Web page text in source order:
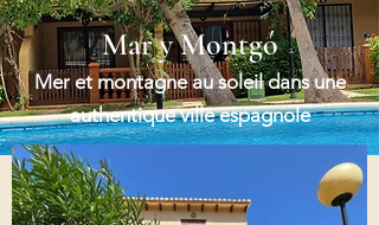
Mar y Montgó
Mer et montagne au soleil dans une
authentique ville espagnole